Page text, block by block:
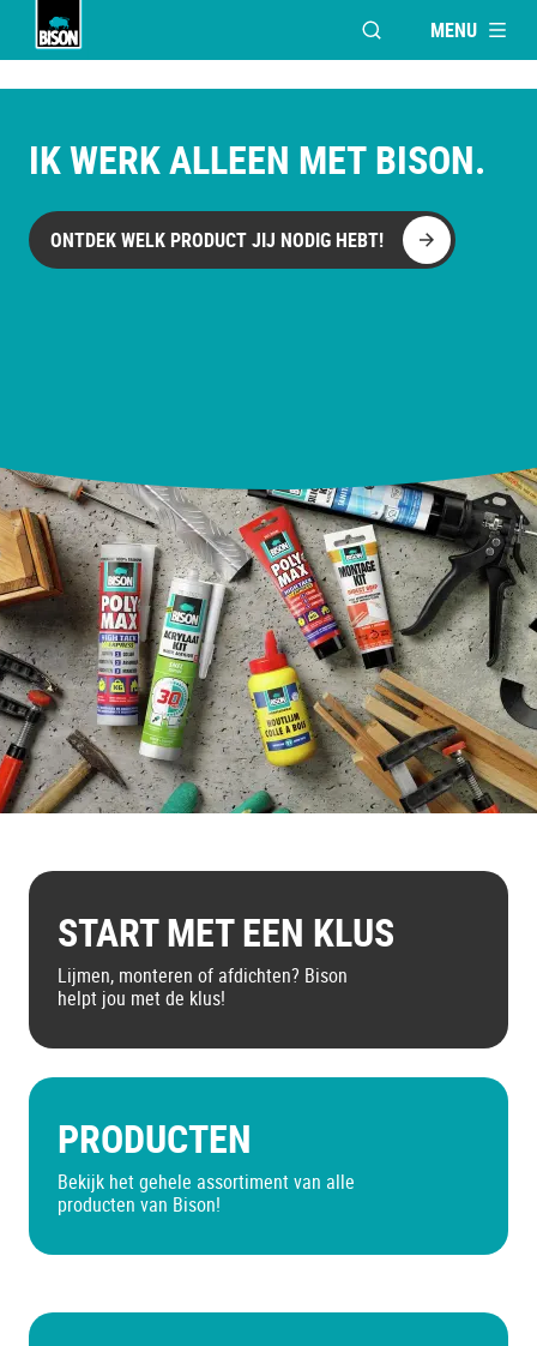
VENSTER OPENEN
MENU
IK WERK ALLEEN MET BISON.
ONTDEK WELK PRODUCT JIJ NODIG HEBT!
START MET EEN KLUS
Lijmen, monteren of afdichten? Bison
helpt jou met de klus!
PRODUCTEN
Bekijk het gehele assortiment van alle
producten van Bison!